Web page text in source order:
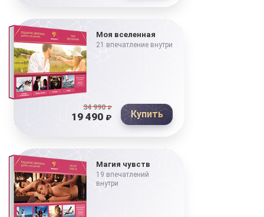
Моя вселенная
21 впечатление внутри
34 990₽
19 490 ₽ Купить
Магия чувств
19 впечатлений
внутри